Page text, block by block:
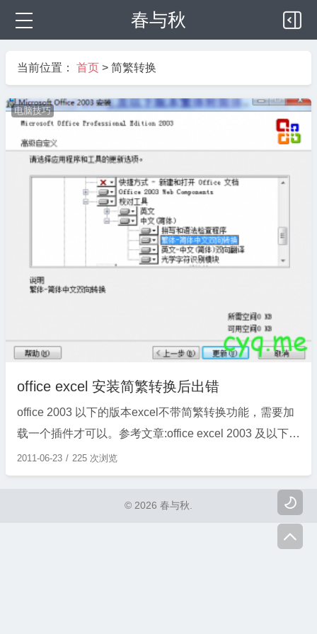
春与秋


当前位置： 首页 > 简繁转换
电脑技巧
office excel 安装简繁转换后出错
office 2003 以下的版本excel不带简繁转换功能，需要加
载一个插件才可以。参考文章:office excel 2003 及以下版
本繁体转简体。 有些系统安装后会出现:”无法安装简繁中
文转换加载项，您必须先从Office中文版或LPK中安装简
繁中文转换功能”的错误提示。然后excel里不会出错转换
2011-06-23 225 次浏览
© 2026 春与秋.